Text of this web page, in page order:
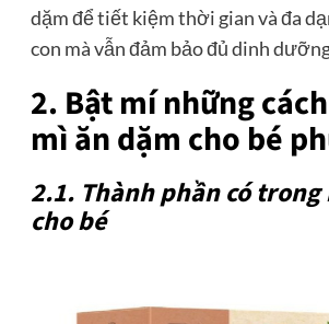
dặm để tiết kiệm thời gian và đa
con mà vẫn đảm bảo đủ dinh
2. Bật mí những
mì ăn dặm cho bé
2.1. Thành phần có
cho bé